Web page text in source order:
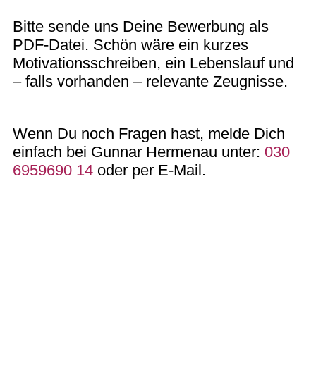
Bitte sende uns Deine Bewerbung als
PDF-Datei. Schön wäre ein kurzes
Motivationsschreiben, ein Lebenslauf und
– falls vorhanden – relevante Zeugnisse.
Wenn Du noch Fragen hast, melde Dich
einfach bei Gunnar Hermenau unter: 030
6959690 14 oder per E-Mail.